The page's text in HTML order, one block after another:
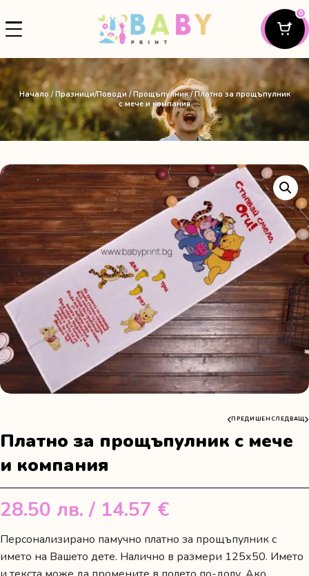
0
Начало /Празници/Поводи /Прощъпулник/ Платно за прощъпулник
с мече и компания
ПРЕДИШЕН СЛЕДВАЩ
Платно за прощъпулник с мече
и компания
28.50 лв. / 14.57 €
Персонализирано памучно платно за прощъпулник с
името на Вашето дете. Налично в размери 125х50. Името